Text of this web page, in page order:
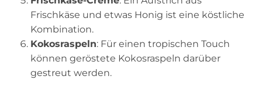
Frischkäse und etwas Honig ist eine köstliche
Kombination.
Kokosraspeln: Für einen tropischen Touch
können geröstete Kokosraspeln darüber
gestreut werden.